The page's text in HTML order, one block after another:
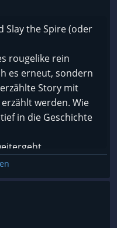
Slay the Spire (oder
rougelike rein
es erneut, sondern
Story mit
werden. Wie
in die Geschichte
leider zu kurz, aber
kleinere
auffallen weil
Es gibt immer mal